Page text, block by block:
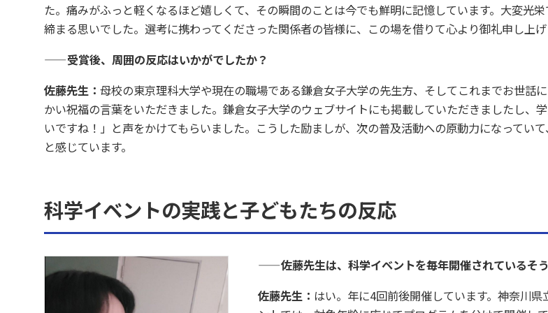
た。痛みがふっと軽くなるほど嬉しくて、その瞬間のことは今でも鮮明に記憶しています。大変光
締まる思いでした。選考に携わってくださった関係者の皆様に、この場を借りて心より御礼申し上げ
——受賞後、周囲の反応はいかがでしたか？
佐藤先生： 母校の東京理科大学や現在の職場である鎌倉女子大学の先生方、そしてこれまでお世話
かい祝福の言葉をいただきました。鎌倉女子大学のウェブサイトにも掲載していただきましたし、
いですね！」と声をかけてもらいました。こうした励ましが、次の普及活動への原動力になってい
と感じています。
科学イベントの実践と子どもたちの反応
——佐藤先生は、科学イベントを毎年開催されているそう
佐藤先生： はい。年に4回前後開催しています。神奈川